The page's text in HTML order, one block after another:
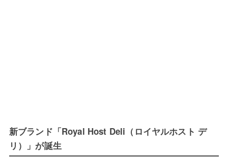
新ブランド「Royal Host Deli（ロイヤルホスト デ
リ）」が誕生